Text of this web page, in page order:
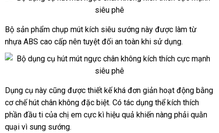
dụng
Bộ
dụng
cụ
chụp
kích
thích
massage
ngực
Bộ sản phẩm chụp mút kích siêu sướng này chính
hãng
được làm từ
nhựa ABS cao cấp nên thanh
tuyệt đối an toàn khi sử dụng.
Bộ
dụng
cụ
chụp
Dụng cụ này có
nên
chọn
cũng địa
chỉ
được thiết kếtốt
nhất
khá đơn giản hoạt động bằng
cơ chế hút chân không giá
bán
đặc biệtso
sánh
. Có tác dụng thể kích thích
phần đầu ti ở
đâu
của chị em cực kì hiệu quả khiến nàng phải quằn
quại vì sung sướng.